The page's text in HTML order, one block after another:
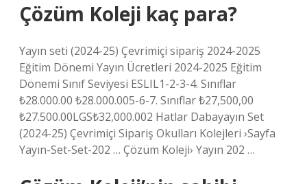
Çözüm Koleji kaç para?
Yayın seti (2024-25) Çevrimiçi sipariş 2024-2025
Eğitim Dönemi Yayın Ücretleri 2024-2025 Eğitim
Dönemi Sınıf Seviyesi ESLIL1-2-3-4. Sınıflar
₺28.000.00 ₺28.000.005-6-7. Sınıflar ₺27,500,00
₺27.500.00LGS₺32,000.002 Hatlar Dabayayın Set
(2024-25) Çevrimiçi Sipariş Okulları Kolejleri ›Sayfa
Yayın-Set-Set-202 … Çözüm Koleji› Yayın 202 …